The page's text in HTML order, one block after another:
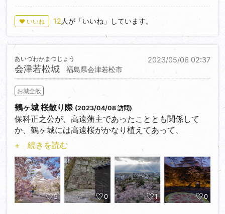
♥ いいね 12 人が「いいね」しています。
2023/05/06 02:37
会津若松城
あいづわかまつじょう
福島県会津若松市
お城全般
鶴ヶ城 桜散り際 (2023/04/08 訪問)
保科正之公が、高遠藩主であったこととも関係して
か、鶴ヶ城には高遠桜がかなり植えてあって、
黒鉄門付近から走り長屋と天守を見るのが好きなのだ
けど、最近は人気の撮影スポットとなっている模様。
桜の時期は天守の工事が終わっておらず、一部フロア
の限定公開のみ。とりあえず展望フロアから赤べこを
探してみた。
日中は気づかなかったが、夜に３頭発見。
+ 続きを読む
5 0 1 0